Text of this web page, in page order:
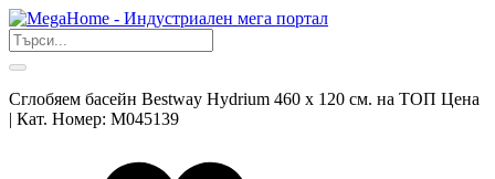
Сглобяем басейн Bestway Hydrium 460 х 120 см. на ТОП Цена
| Кат. Номер: M045139